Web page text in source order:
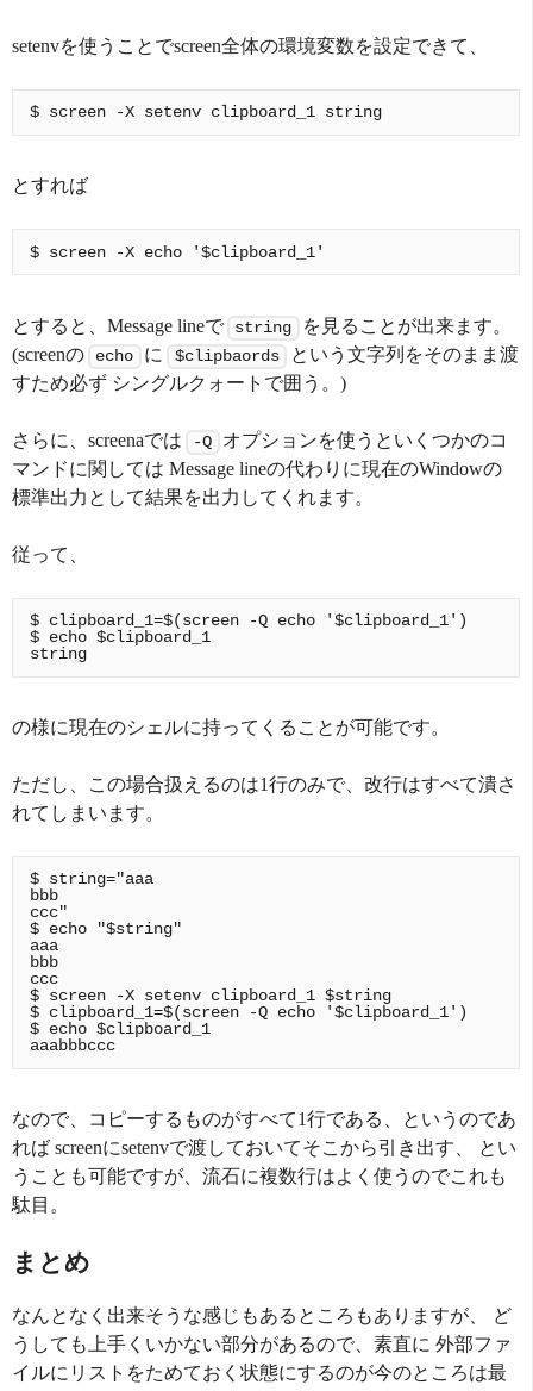
setenvを使うことでscreen全体の環境変数を設定できて、
とすれば
とすると、Message lineで string
を見ることが出来ます。
(screenの
echo に $clipbaords
という文字列をそのまま渡
すため必ず シングルクォートで囲う。)
さらに、screenaでは -Q
オプションを使うといくつかのコ
マンドに関しては Message lineの代わりに現在のWindowの
標準出力として結果を出力してくれます。
従って、
$ clipboard_1=$(screen -Q echo '$clipboard_1')
$ echo $clipboard_1
の様に現在のシェルに持ってくることが可能です。
ただし、この場合扱えるのは1行のみで、改行はすべて潰さ
れてしまいます。
$ string="aaa
bbb
ccc"
$ echo "$string"
aaa
bbb
ccc
$ screen -X setenv clipboard_1 $string
$ clipboard_1=$(screen -Q echo '$clipboard_1')
$ echo $clipboard_1
なので、コピーするものがすべて1行である、というのであ
れば screenにsetenvで渡しておいてそこから引き出す、 とい
うことも可能ですが、流石に複数行はよく使うのでこれも
駄目。
まとめ
なんとなく出来そうな感じもあるところもありますが、 ど
うしても上手くいかない部分があるので、素直に 外部ファ
イルにリストをためておく状態にするのが今のところは最